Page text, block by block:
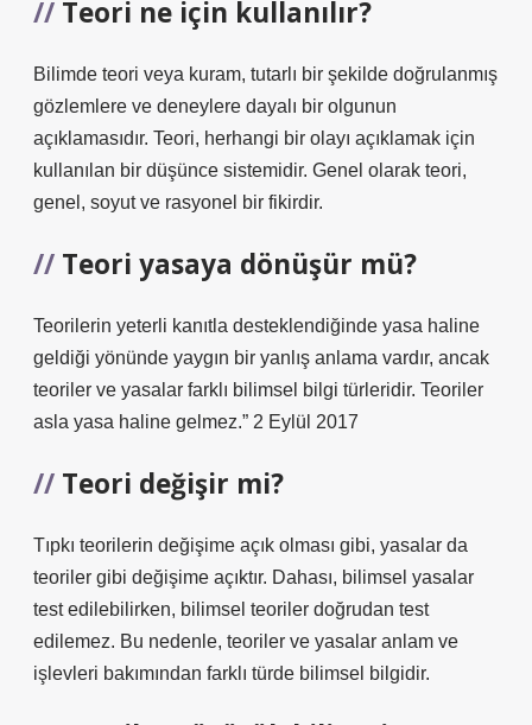
Teori ne için kullanılır?
Bilimde teori veya kuram, tutarlı bir şekilde doğrulanmış
gözlemlere ve deneylere dayalı bir olgunun
açıklamasıdır. Teori, herhangi bir olayı açıklamak için
kullanılan bir düşünce sistemidir. Genel olarak teori,
genel, soyut ve rasyonel bir fikirdir.
Teori yasaya dönüşür mü?
Teorilerin yeterli kanıtla desteklendiğinde yasa haline
geldiği yönünde yaygın bir yanlış anlama vardır, ancak
teoriler ve yasalar farklı bilimsel bilgi türleridir. Teoriler
asla yasa haline gelmez.” 2 Eylül 2017
Teori değişir mi?
Tıpkı teorilerin değişime açık olması gibi, yasalar da
teoriler gibi değişime açıktır. Dahası, bilimsel yasalar
test edilebilirken, bilimsel teoriler doğrudan test
edilemez. Bu nedenle, teoriler ve yasalar anlam ve
işlevleri bakımından farklı türde bilimsel bilgidir.